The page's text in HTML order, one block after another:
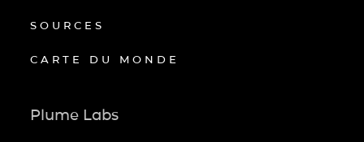
SOURCES
CARTE DU MONDE
Plume Labs